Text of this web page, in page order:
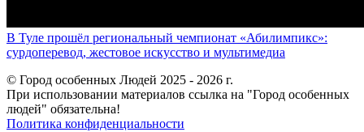
В Туле прошёл региональный чемпионат «Абилимпикс»:
сурдоперевод, жестовое искусство и мультимедиа
© Город особенных Людей 2025 - 2026 г.
При использовании материалов ссылка на "Город особенных
людей" обязательна!
Политика конфиденциальности